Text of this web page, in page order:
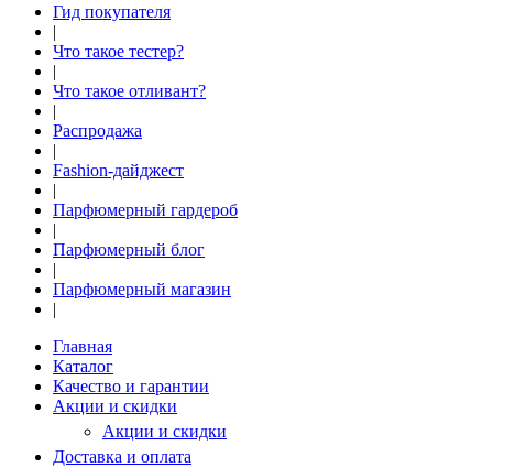
Гид покупателя
|
Что такое тестер?
|
Что такое отливант?
|
Распродажа
|
Fashion-дайджест
|
Парфюмерный гардероб
|
Парфюмерный блог
|
Парфюмерный магазин
|
Главная
Каталог
Качество и гарантии
Акции и скидки
Акции и скидки
Доставка и оплата